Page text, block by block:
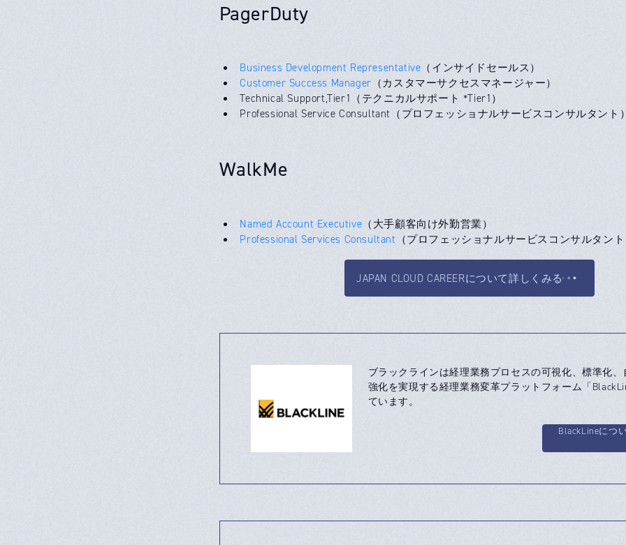
PagerDuty
Business Development Representative （インサイドセールス）
Customer Success Manager （カスタマーサクセスマネージャー）
Technical Support,Tier1（テクニカルサポート *Tier1）
Professional Service Consultant（プロフェッショナルサービスコンサルタント
WalkMe
Named Account Executive （大手顧客向け外勤営業）
Professional Services Consultant （プロフェッショナルサービスコンサルタン
JAPAN CLOUD CAREERについて詳しくみる
ブラックラインは経理業務プロセスの可視化、標準化
強化を実現する経理業務変革プラットフォーム「
ています。
BlackLineにつ